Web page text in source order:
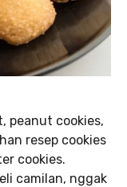
peanut cookies,
resep cookies
cookies.
camilan, nggak